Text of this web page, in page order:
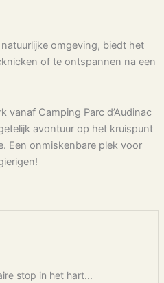
omgeving, biedt het
of te ontspannen na een
vanaf Camping Parc d’Audinac
avontuur op het kruispunt
Een onmiskenbare plek voor
stop in het hart...